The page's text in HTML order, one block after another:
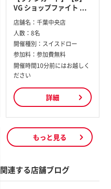
VG ショップファイト ...
店舗名： 千葉中央店
人数： 8名
開催種別： スイスドロー
参加料： 参加費無料
開催時間10分前にはお越しく
ださい
詳細
もっと見る
関連する店舗ブログ